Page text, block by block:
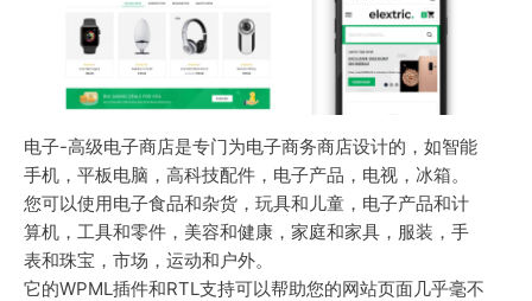
电子-高级电子商店是专门为电子商务商店设计的，如智能
手机，平板电脑，高科技配件，电子产品，电视，冰箱。
您可以使用电子食品和杂货，玩具和儿童，电子产品和计
算机，工具和零件，美容和健康，家庭和家具，服装，手
表和珠宝，市场，运动和户外。
它的WPML插件和RTL支持可以帮助您的网站页面几乎毫不